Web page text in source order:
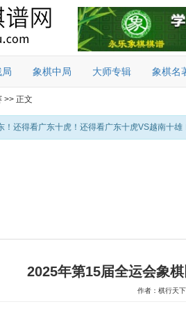
象棋中局 大师专辑 象棋名
>> 正文
！还得看广东十虎！还得看广东十虎VS越南十雄
2025年第15届全运会象
作者：棋行天下